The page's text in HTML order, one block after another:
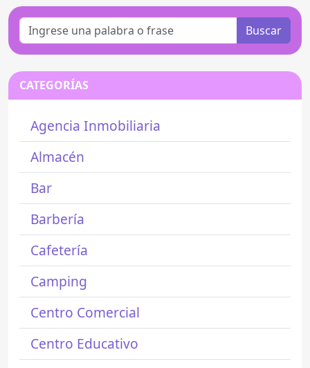
Buscar
CATEGORÍAS
Agencia Inmobiliaria
Almacén
Bar
Barbería
Cafetería
Camping
Centro Comercial
Centro Educativo